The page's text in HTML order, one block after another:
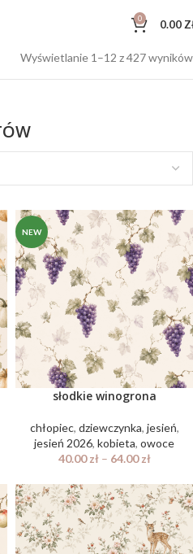
0 0.00
Wyświetlanie 1–12 z 427 wyników
NEW
słodkie winogrona
chłopiec, dziewczynka, jesień,
jesień 2026, kobieta, owoce
40.00zł– 64.00zł